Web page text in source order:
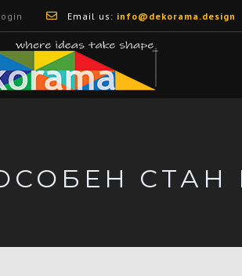
Email us: info@dekorama.design
СТАН